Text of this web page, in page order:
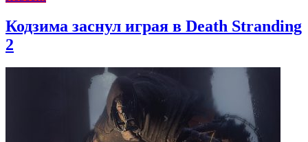
Кодзима заснул играя в Death Stranding
2